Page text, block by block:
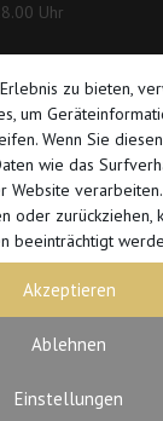
zu bieten,
um
Wenn Sie
wie das
Website
oder zurückziehen,
beeinträchtigt
Akzeptieren
Ablehnen
Einstellungen
Uhr